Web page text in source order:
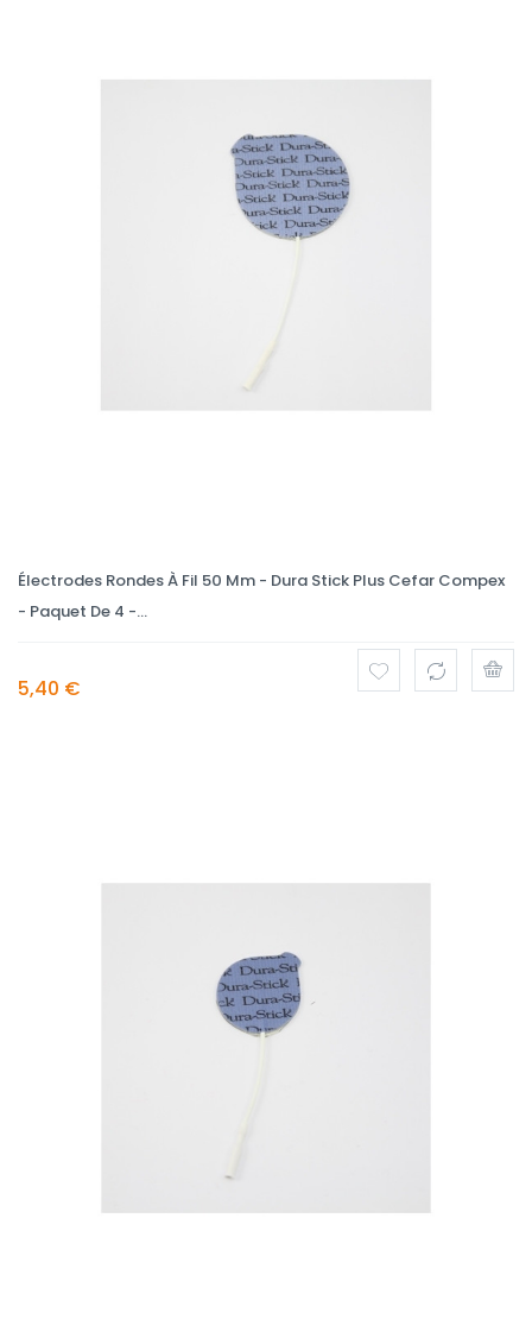
Électrodes Rondes À Fil 50 Mm - Dura Stick Plus Cefar Compex
- Paquet De 4 -...
5,40 €